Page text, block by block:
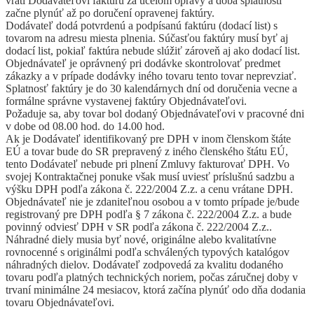
začne plynúť až po doručení opravenej faktúry.
Dodávateľ dodá potvrdenú a podpísanú faktúru (dodací list) s
tovarom na adresu miesta plnenia. Súčasťou faktúry musí byť aj
dodací list, pokiaľ faktúra nebude slúžiť zároveň aj ako dodací list.
Objednávateľ je oprávnený pri dodávke skontrolovať predmet
zákazky a v prípade dodávky iného tovaru tento tovar neprevziať.
Splatnosť faktúry je do 30 kalendárnych dní od doručenia vecne a
formálne správne vystavenej faktúry Objednávateľovi.
Požaduje sa, aby tovar bol dodaný Objednávateľovi v pracovné dni
v dobe od 08.00 hod. do 14.00 hod.
Ak je Dodávateľ identifikovaný pre DPH v inom členskom štáte
EÚ a tovar bude do SR prepravený z iného členského štátu EÚ,
tento Dodávateľ nebude pri plnení Zmluvy fakturovať DPH. Vo
svojej Kontraktačnej ponuke však musí uviesť príslušnú sadzbu a
výšku DPH podľa zákona č. 222/2004 Z.z. a cenu vrátane DPH.
Objednávateľ nie je zdaniteľnou osobou a v tomto prípade je/bude
registrovaný pre DPH podľa § 7 zákona č. 222/2004 Z.z. a bude
povinný odviesť DPH v SR podľa zákona č. 222/2004 Z.z..
Náhradné diely musia byť nové, originálne alebo kvalitatívne
rovnocenné s originálmi podľa schválených typových katalógov
náhradných dielov. Dodávateľ zodpovedá za kvalitu dodaného
tovaru podľa platných technických noriem, počas záručnej doby v
trvaní minimálne 24 mesiacov, ktorá začína plynúť odo dňa dodania
tovaru Objednávateľovi.